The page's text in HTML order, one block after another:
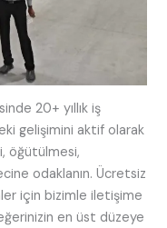
20+ yıllık iş
gelişimini aktif olarak
öğütülmesi,
odaklanın. Ücretsiz
için bizimle iletişime
en üst düzeye